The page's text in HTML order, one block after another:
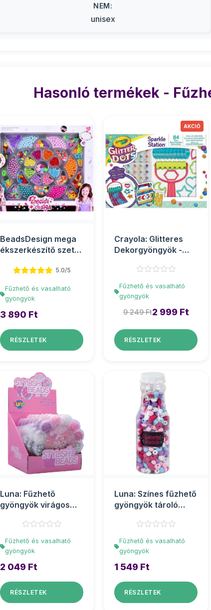
NEM:
unisex
Hasonló termékek -
BeadsDesign mega
ékszerkészítő szett
5.0/5
Fűzhető és vasalható
gyöngyök
3 890 Ft
RÉSZLETEK
Crayola: Glitteres
Dekorgyöngyök -
Fűzhető és vasalható
gyöngyök
9 249 Ft2 999 Ft
RÉSZLETEK
Luna: Fűzhető
gyöngyök virágos
Fűzhető és vasalható
gyöngyök
2 049 Ft
RÉSZLETEK
Luna: Színes fűzhető
gyöngyök tároló
Fűzhető és vasalható
gyöngyök
1 549 Ft
RÉSZLETEK